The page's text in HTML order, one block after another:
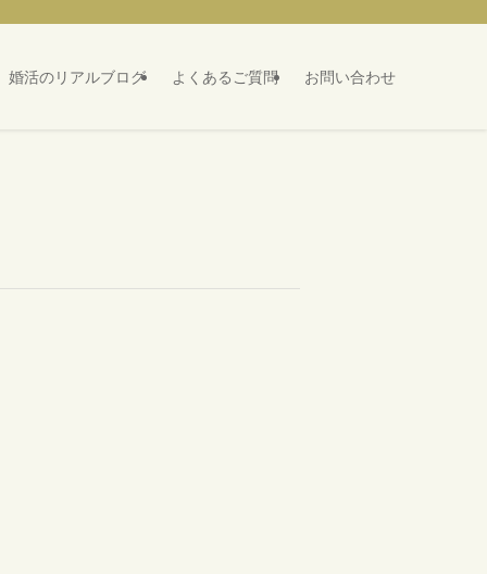
婚活のリアルブログ よくあるご質問 お問い合わせ